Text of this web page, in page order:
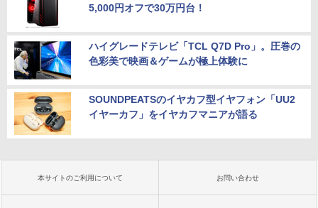
5,000円オフで30万円台！
ハイグレードテレビ「TCL Q7D Pro」。圧巻の
色彩美で映画＆ゲームが極上体験に
SOUNDPEATSのイヤカフ型イヤフォン「UU2
イヤーカフ」をイヤカフマニアが語る
本サイトのご利用について お問い合わせ